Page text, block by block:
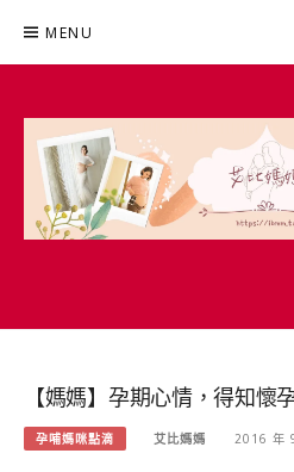
content
MENU
【媽媽】孕期心情，得知懷
孕哺媽咪點滴 艾比媽媽 2016 年